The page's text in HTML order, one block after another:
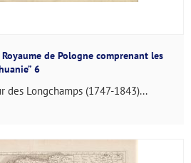
de Pologne comprenant les
6
des Longchamps (1747-1843)...